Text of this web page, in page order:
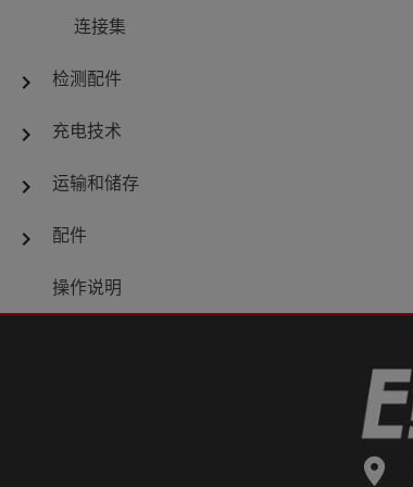
连接集
chevron_right 检测配件
chevron_right 充电技术
chevron_right 运输和储存
chevron_right 配件
操作说明
location_on